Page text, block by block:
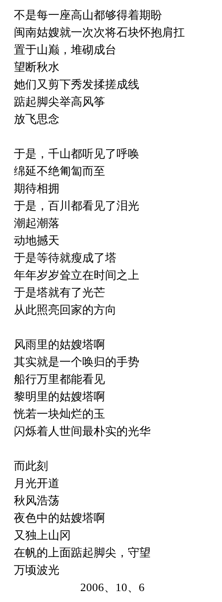
不是每一座高山都够得着期盼
闽南姑嫂就一次次将石块怀抱肩扛
置于山巅，堆砌成台
望断秋水
她们又剪下秀发揉搓成线
踮起脚尖举高风筝
放飞思念
于是，千山都听见了呼唤
绵延不绝匍匐而至
期待相拥
于是，百川都看见了泪光
潮起潮落
动地撼天
于是等待就瘦成了塔
年年岁岁耸立在时间之上
于是塔就有了光芒
从此照亮回家的方向
风雨里的姑嫂塔啊
其实就是一个唤归的手势
船行万里都能看见
黎明里的姑嫂塔啊
恍若一块灿烂的玉
闪烁着人世间最朴实的光华
而此刻
月光开道
秋风浩荡
夜色中的姑嫂塔啊
又独上山冈
在帆的上面踮起脚尖，守望
万顷波光
2006、 10、 6